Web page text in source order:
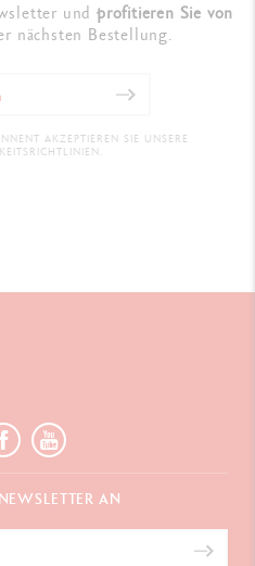
undprofitieren Sie von
nächsten Bestellung.
AKZEPTIEREN SIE UNSERE
AN